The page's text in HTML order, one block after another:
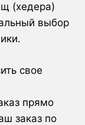
(хедера)
выбор
свое
прямо
заказ по